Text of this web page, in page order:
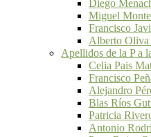
Diego
Miguel
Francisco
Alberto Oliva
Apellidos de la P a
Celia Pais
Francisco
Alejandro
Blas Ríos
Patricia
Antonio